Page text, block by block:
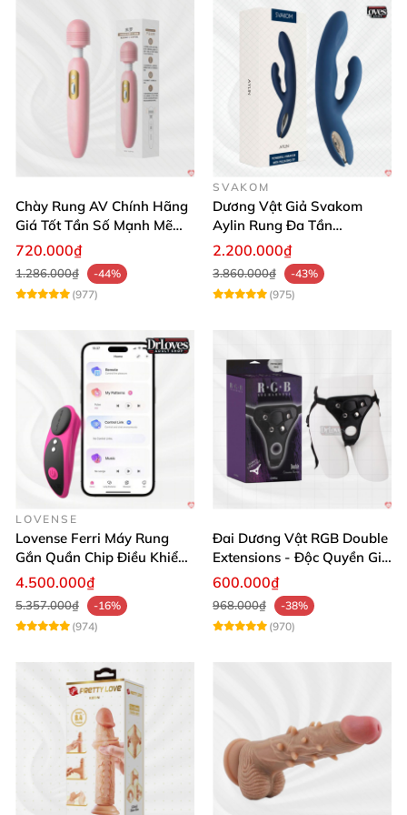
Chày Rung AV Chính Hãng
Giá Tốt Tần Số Mạnh Mẽ
Siêu Bền
720.000₫
1.286.000₫
-44%
(977)
SVAKOM
Dương Vật Giả Svakom
Aylin Rung Đa Tần
Massage Sung Sướng
2.200.000₫
3.860.000₫
-43%
(975)
LOVENSE
Lovense Ferri Máy Rung
Gắn Quần Chip Điều Khiển
App Tăng Hưng Phấn
4.500.000₫
5.357.000₫
-16%
(974)
Đai Dương Vật RGB Double
Extensions - Độc Quyền Giá
Sốc
600.000₫
968.000₫
-38%
(970)